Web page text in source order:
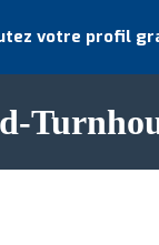
votre profil